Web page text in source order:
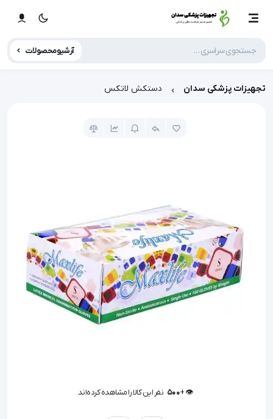
آرشیو محصولات
تجهیزات پزشکی سدان دستکش لاتکس
👁️ +
500 نفر این کالا را مشاهده کرده‌اند